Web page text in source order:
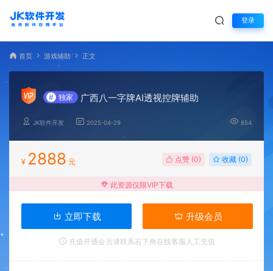
登录
首页 游戏辅助 正文
# 独家 广西八一字牌AI透视控牌辅助
JK软件开发 2025-04-29 854
¥ 2888 元 点赞 (0) 收藏 (0)
此资源仅限VIP下载
立即下载 升级会员
充值开通会员请联系右下角在线客服人工充值